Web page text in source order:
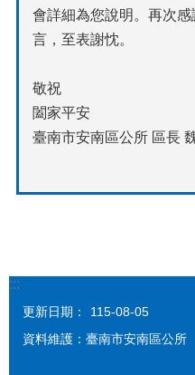
會詳細為您說明。再次
言，至表謝忱。
敬祝
闔家平安
臺南市安南區公所 區長
:::
更新日期：
115-08-05
資料維護：臺南市安南區公所